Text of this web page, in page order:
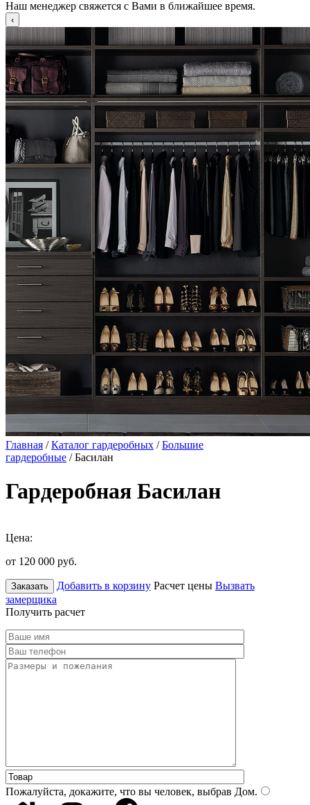
Наш менеджер свяжется с Вами в ближайшее время.
Главная /Каталог гардеробных /Большие
гардеробные / Басилан
Гардеробная Басилан
Цена:
от 120 000 руб.
Заказать Добавить в корзину Расчет цены Вызвать
замерщика
Получить расчет
Пожалуйста, докажите, что вы человек, выбрав Дом.